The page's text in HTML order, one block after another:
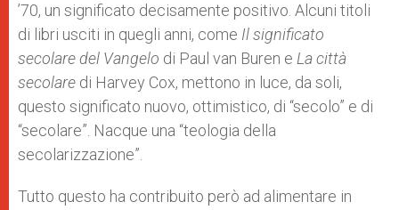
’70, un significato decisamente positivo. Alcuni titoli
di libri usciti in quegli anni, come Il significato
secolare del Vangelo di Paul van Buren e La città
secolare di Harvey Cox, mettono in luce, da soli,
questo significato nuovo, ottimistico, di “secolo” e di
“secolare”. Nacque una “teologia della
secolarizzazione”.
Tutto questo ha contribuito però ad alimentare in